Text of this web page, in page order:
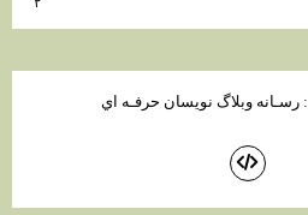
: رسـانه وبلاگ نويسان حرفـه اي